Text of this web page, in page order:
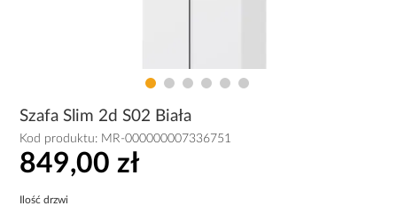
Szafa Slim 2d S02 Biała
Kod produktu: MR-000000007336751
849,00 zł
Ilość drzwi